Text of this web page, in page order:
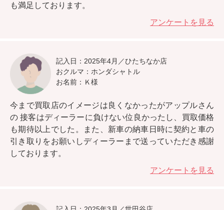
も満足しております。
アンケートを見る
記入日：2025年4月／ひたちなか店
おクルマ：ホンダシャトル
お名前：Ｋ様
今まで買取店のイメージは良くなかったがアップルさん
の接客はディーラーに負けない位良かったし、買取価格
も期待以上 でした。また、新車の納車日時に契約と車の
引き取りをお願いしディーラーまで送っていただき感謝
しております。
アンケートを見る